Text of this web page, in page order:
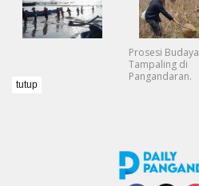
Prosesi Budaya
Tampaling di
Pangandaran.
tutup